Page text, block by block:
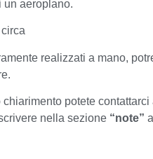
un aeroplano.
realizzati a mano,
potete contattarci
nella sezione “note”